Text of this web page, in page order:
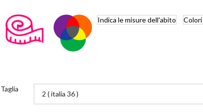
Indica le misure dell'abito Colori
Taglia